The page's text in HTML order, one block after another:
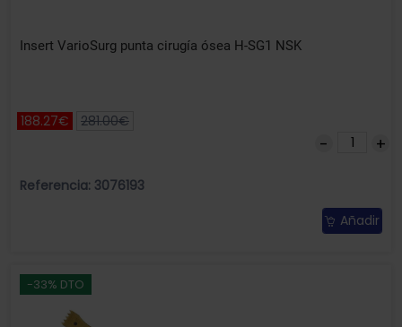
Insert VarioSurg punta cirugía ósea H-SG1 NSK
188.27€ 281.00€
Referencia: 3076193
Añadir
-33% DTO